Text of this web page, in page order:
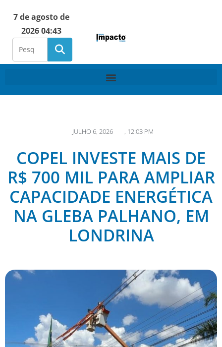
7 de agosto de
2026 04:43
JULHO 6, 2026 , 12:03 PM
COPEL INVESTE MAIS DE
R$ 700 MIL PARA AMPLIAR
CAPACIDADE ENERGÉTICA
NA GLEBA PALHANO, EM
LONDRINA